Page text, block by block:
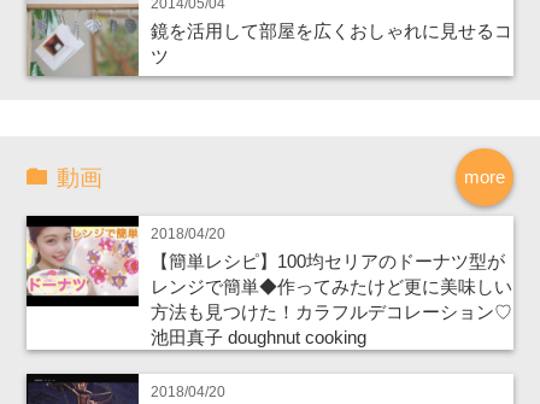
2014/05/04
鏡を活用して部屋を広くおしゃれに見せるコ
ツ
more
動画
2018/04/20
【簡単レシピ】100均セリアのドーナツ型が
レンジで簡単◆作ってみたけど更に美味しい
方法も見つけた！カラフルデコレーション♡
池田真子 doughnut cooking
2018/04/20